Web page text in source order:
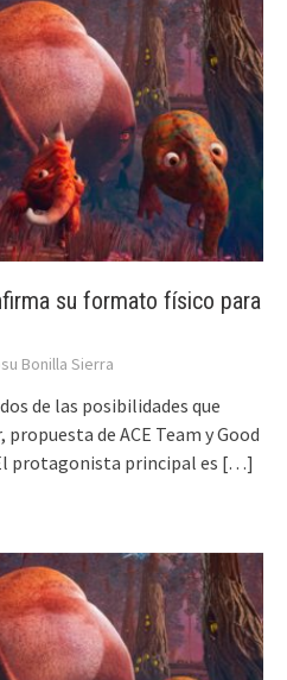
su formato físico para
Bonilla Sierra
de las posibilidades que
de ACE Team y Good
protagonista principal es […]